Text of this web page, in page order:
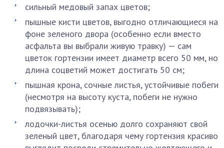
сильный медовый запах цветов;
пышные кисти цветов, выгодно отличающиеся на
фоне зеленого двора (особенно если вместо
асфальта вы выбрали живую травку) — сам
цветок гортензии имеет диаметр всего 50 мм, но
длина соцветий может достигать 50 см;
пышная крона, сочные листья, устойчивые побеги
(несмотря на высоту куста, побеги не нужно
подвязывать);
лодочки-листья осенью долго сохраняют свой
зеленый цвет, благодаря чему гортензия красиво